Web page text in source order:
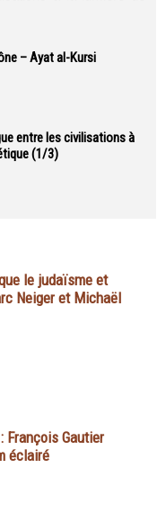
– Ayat al-Kursi
entre les civilisations à
(1/3)
le judaïsme et
Neiger et Michaël
François Gautier
éclairé